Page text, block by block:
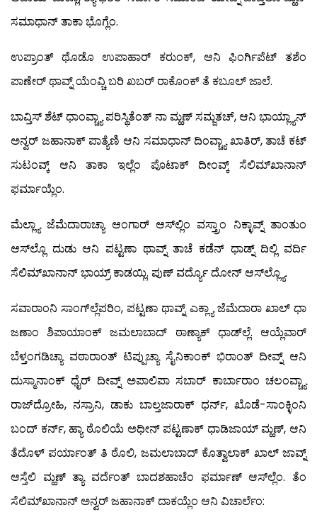
ಸಮಾಧಾನ್ ತಾಕಾ ಭೊಗ್ಲೆಂ.
ಉಪ್ರಾಂತ್ ಥೊಡೊ ಉಪಾಹಾರ್ ಕರುಂಕ್, ಆನಿ ಫಿಂರ್ಗಿಪೆಟ್ ತಶೆಂ
ಪಾಣೇರ್ ಥಾವ್ನ್ ಯೆಂವ್ಚಿ ಬರಿ ಖಬರ್ ರಾಕೊಂಕ್ ತೆ ಕಬೂಲ್ ಜಾಲೆ.
ಬಾವ್ತಿಸ್ ಶೆಟ್ ಧಾಂವ್ಚ್ಯಾ ಪರಿಸ್ಥಿತೆಂತ್ ನಾ ಮ್ಹಣ್ ಸಮ್ಜತಚ್, ಆನಿ ಭಾಯ್ಲ್ಯಾನ್
ಅನ್ವರ್ ಜಹಾನಾಕ್ ಪಾತ್ಯೆಣಿ ಆನಿ ಸಮಾಧಾನ್ ದಿಂವ್ಚ್ಯಾ ಖಾತಿರ್, ತಾಚೆ ಕಟ್
ಸುಟಂವ್ಕ್ ಆನಿ ತಾಕಾ ಇಲ್ಲೆಂ ಪೊಟಾಕ್ ದೀಂವ್ಕ್ ಸೆಲಿಮ್‍ಖಾನಾನ್
ಫರ್ಮಾಯ್ಲೆಂ.
ಮೆಲ್ಲ್ಯಾ ಜೆಮೆದಾರಾಚ್ಯಾ ಆಂಗಾರ್ ಆಸ್‍ಲ್ಲಿಂ ವಸ್ತ್ರಾಂ ನಿಕ್ಳಾವ್ನ್ ತಾಂತುಂ
ಆಸ್‍ಲ್ಲೊ ದುಡು ಆನಿ ಪಟ್ಟಣಾ ಥಾವ್ನ್ ತಾಚೆ ಕಡೆನ್ ಧಾಡ್ನ್ ದಿಲ್ಲಿ ವರ್ದಿ
ಸೆಲಿಮ್‍ಖಾನಾನ್ ಭಾಯ್ರ್ ಕಾಡಯ್ಲಿ. ಪುಣ್ ವರ್ದ್ಯೊ ದೋನ್ ಆಸ್‍ಲ್ಲ್ಯೊ.
ಸವಾರಾಂನಿ ಸಾಂಗ್‍ಲ್ಲೆಪರಿಂ, ಪಟ್ಟಣಾ ಥಾವ್ನ್ ಎಕ್ಲ್ಯಾ ಜೆಮೆದಾರಾ ಖಾಲ್ ಧಾ
ಜಣಾಂ ಶಿಪಾಯಾಂಕ್ ಜಮಲಾಬಾದ್ ಠಾಣ್ಯಾಕ್ ಧಾಡ್‍ಲ್ಲೆ. ಆಯ್ಲೆವಾರ್
ಬೆಳ್ತಂಗಡಿಚ್ಯಾ ವಠಾರಾಂತ್ ಟಿಪ್ಪುಚ್ಯಾ ಸೈನಿಕಾಂಕ್ ಭಿರಾಂತ್ ದೀವ್ನ್ ಆನಿ
ದುಸ್ಮಾನಾಂಕ್ ಧೈರ್ ದೀವ್ನ್ ಅಪಾಲಿಪಾ ಸಬಾರ್ ಕಾರ್ಬಾರಾಂ ಚಲಂವ್ಚ್ಯಾ
ರಾಜ್‍ದ್ರೋಹಿ, ನಸ್ರಾನಿ, ಡಾಕು ಬಾಲ್ತಜಾರಾಕ್ ಧರ್ನ್, ಖೊಡೆ-ಸಾಂಕ್ಳಿಂನಿ
ಬಂದ್ ಕರ್ನ್, ಹ್ಯಾ ಠೊಲಿಯೆ ಅಧೀನ್ ಪಟ್ಟಣಾಕ್ ಧಾಡಿಜಾಯ್ ಮ್ಹಣ್, ಆನಿ
ತೆದೊಳ್ ಪರ್ಯಾಂತ್ ತಿ ಠೊಲಿ, ಜಮಲಾಬಾದ್ ಕೊತ್ವಾಲಾಕ್ ಖಾಲ್ ಜಾವ್ನ್
ಆಸ್ತೆಲಿ ಮ್ಹಣ್ ತ್ಯಾ ವರ್ದೆಂತ್ ಬಾದಶಹಾಚೆಂ ಫರ್ಮಾಣ್ ಆಸ್‍ಲ್ಲೆಂ. ತೆಂ
ಸೆಲಿಮ್‍ಖಾನಾನ್ ಅನ್ವರ್ ಜಹಾನಾಕ್ ದಾಕಯ್ಲೆಂ ಆನಿ ವಿಚಾರ್ಲೆಂ: